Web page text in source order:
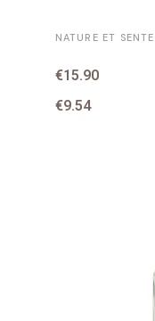
NATURE ET
€15.90
€9.54